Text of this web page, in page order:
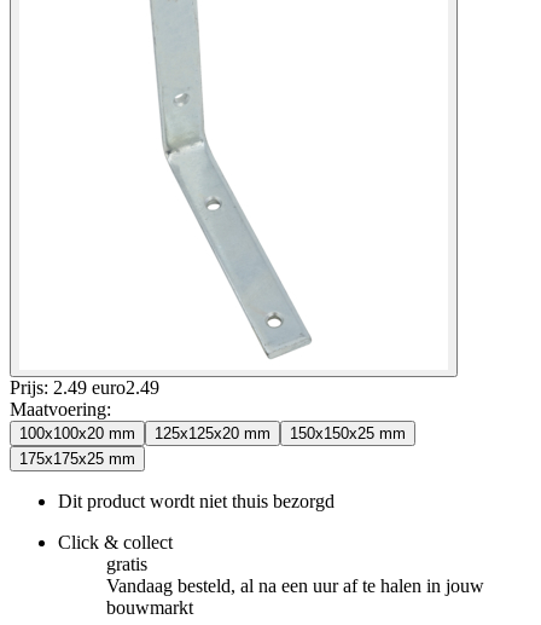
Prijs: 2.49 euro2.49
Maatvoering:
100x100x20 mm 125x125x20 mm
150x150x25 mm
175x175x25 mm
Dit product wordt niet thuis bezorgd
Click & collect
gratis
Vandaag besteld, al na een uur af te halen in jouw
bouwmarkt